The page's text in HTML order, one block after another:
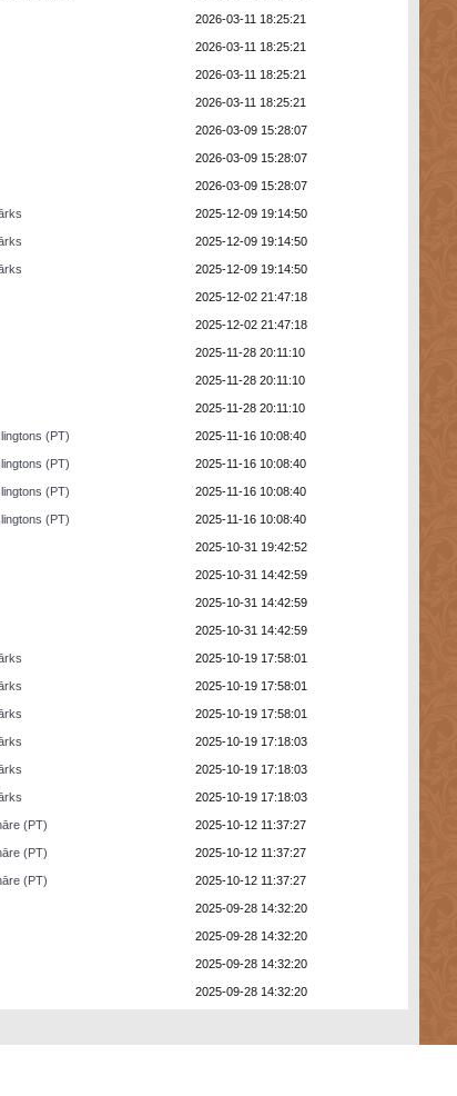
2026-03-11 18:25:21
2026-03-11 18:25:21
2026-03-11 18:25:21
2026-03-11 18:25:21
2026-03-09 15:28:07
2026-03-09 15:28:07
2026-03-09 15:28:07
2025-12-09 19:14:50
2025-12-09 19:14:50
2025-12-09 19:14:50
2025-12-02 21:47:18
2025-12-02 21:47:18
2025-11-28 20:11:10
2025-11-28 20:11:10
2025-11-28 20:11:10
(PT) 2025-11-16 10:08:40
(PT) 2025-11-16 10:08:40
(PT) 2025-11-16 10:08:40
(PT) 2025-11-16 10:08:40
2025-10-31 19:42:52
2025-10-31 14:42:59
2025-10-31 14:42:59
2025-10-31 14:42:59
2025-10-19 17:58:01
2025-10-19 17:58:01
2025-10-19 17:58:01
2025-10-19 17:18:03
2025-10-19 17:18:03
2025-10-19 17:18:03
(PT) 2025-10-12 11:37:27
(PT) 2025-10-12 11:37:27
(PT) 2025-10-12 11:37:27
2025-09-28 14:32:20
2025-09-28 14:32:20
2025-09-28 14:32:20
2025-09-28 14:32:20